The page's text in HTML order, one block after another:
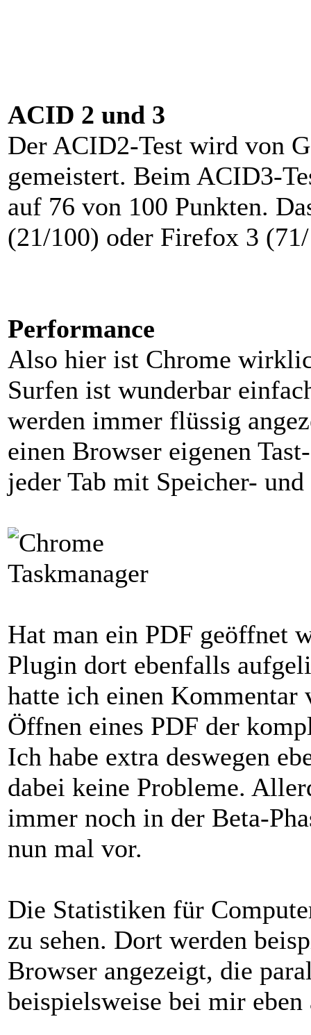
ACID 2 und 3
Der ACID2-Test wird von
gemeistert. Beim ACID3-
auf 76 von 100 Punkten.
(21/100) oder Firefox 3
Performance
Also hier ist Chrome
Surfen ist wunderbar
werden immer flüssig
einen Browser eigenen
jeder Tab mit Speicher-
Hat man ein PDF geöffnet
Plugin dort ebenfalls
hatte ich einen
Öffnen eines PDF der
Ich habe extra deswegen
dabei keine Probleme.
immer noch in der Beta-
nun mal vor.
Die Statistiken für
zu sehen. Dort werden
Browser angezeigt, die
beispielsweise bei mir eben